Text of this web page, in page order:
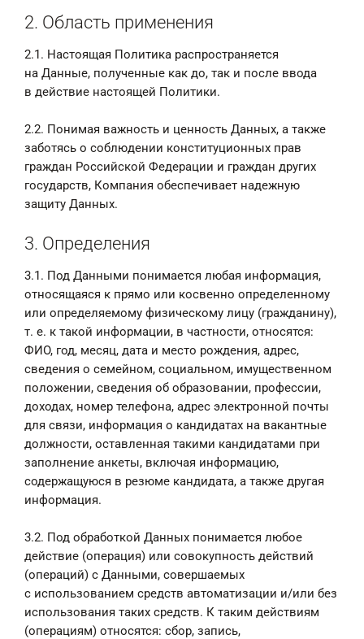
2. Область применения
2.1. Настоящая Политика распространяется
на Данные, полученные как до, так и после ввода
в действие настоящей Политики.
2.2. Понимая важность и ценность Данных, а также
заботясь о соблюдении конституционных прав
граждан Российской Федерации и граждан других
государств, Компания обеспечивает надежную
защиту Данных.
3. Определения
3.1. Под Данными понимается любая информация,
относящаяся к прямо или косвенно определенному
или определяемому физическому лицу (гражданину),
т. е. к такой информации, в частности, относятся:
ФИО, год, месяц, дата и место рождения, адрес,
сведения о семейном, социальном, имущественном
положении, сведения об образовании, профессии,
доходах, номер телефона, адрес электронной почты
для связи, информация о кандидатах на вакантные
должности, оставленная такими кандидатами при
заполнение анкеты, включая информацию,
содержащуюся в резюме кандидата, а также другая
информация.
3.2. Под обработкой Данных понимается любое
действие (операция) или совокупность действий
(операций) с Данными, совершаемых
с использованием средств автоматизации и/или без
использования таких средств. К таким действиям
(операциям) относятся: сбор, запись,